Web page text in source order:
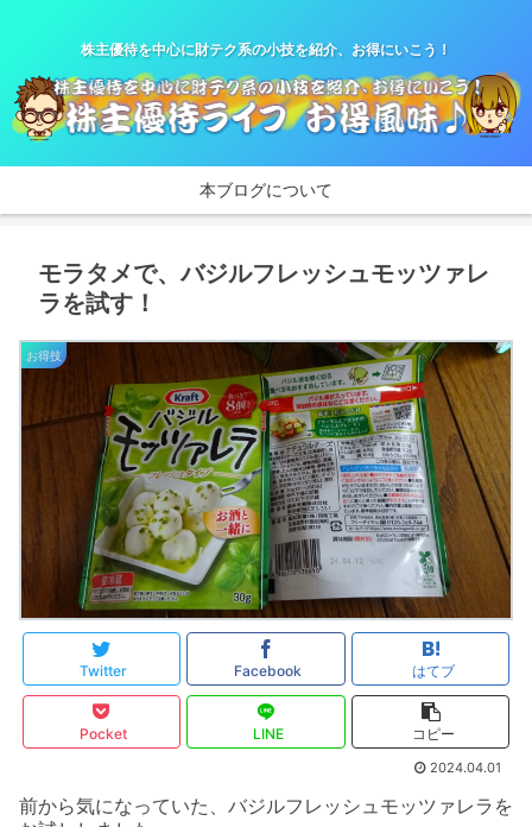
株主優待を中心に財テク系の小技を紹介、お得にいこう！
本ブログについて
モラタメで、バジルフレッシュモッツァレ
ラを試す！
お得技
Twitter Facebook はてブ
Pocket LINE コピー
2024.04.01
前から気になっていた、バジルフレッシュモッツァレラを